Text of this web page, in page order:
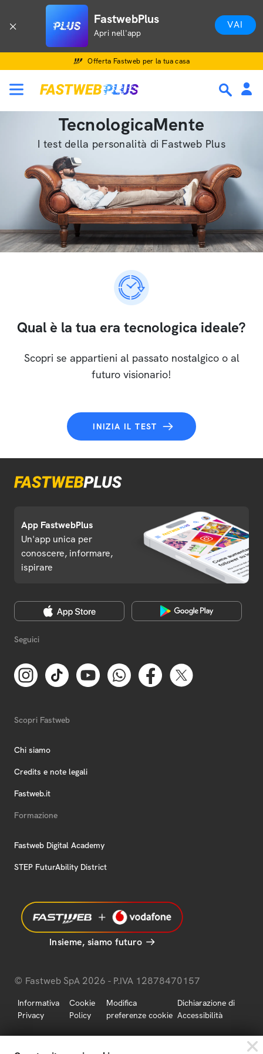
FastwebPlus
Apri nell'app
VAI
Offerta Fastweb per la tua casa
TecnologicaMente
I test della personalità di Fastweb Plus
Qual è la tua era tecnologica ideale?
Scopri se appartieni al passato nostalgico o al
futuro visionario!
INIZIA IL TEST
App FastwebPlus
Un'app unica per
conoscere, informare,
ispirare
Seguici
Scopri Fastweb
Chi siamo
Credits e note legali
Fastweb.it
Formazione
Fastweb Digital Academy
STEP FuturAbility District
Insieme, siamo futuro
© Fastweb SpA 2026 - P.IVA 12878470157
Informativa
Privacy
Cookie
Policy
Modifica
preferenze cookie
Dichiarazione di
Accessibilità